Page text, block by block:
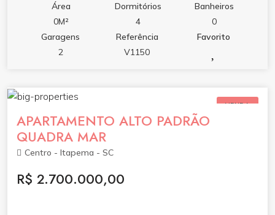
Área
0M²
Dormitórios
4
Banheiros
0
Garagens
2
Referência
V1150
Favorito
VENDA
APARTAMENTO ALTO PADRÃO
QUADRA MAR
Centro - Itapema - SC
R$ 2.700.000,00